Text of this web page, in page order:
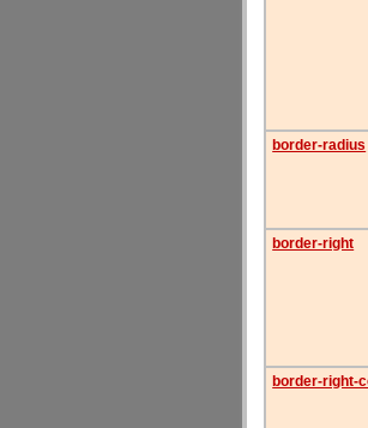
border-radius
border-right
border-right-